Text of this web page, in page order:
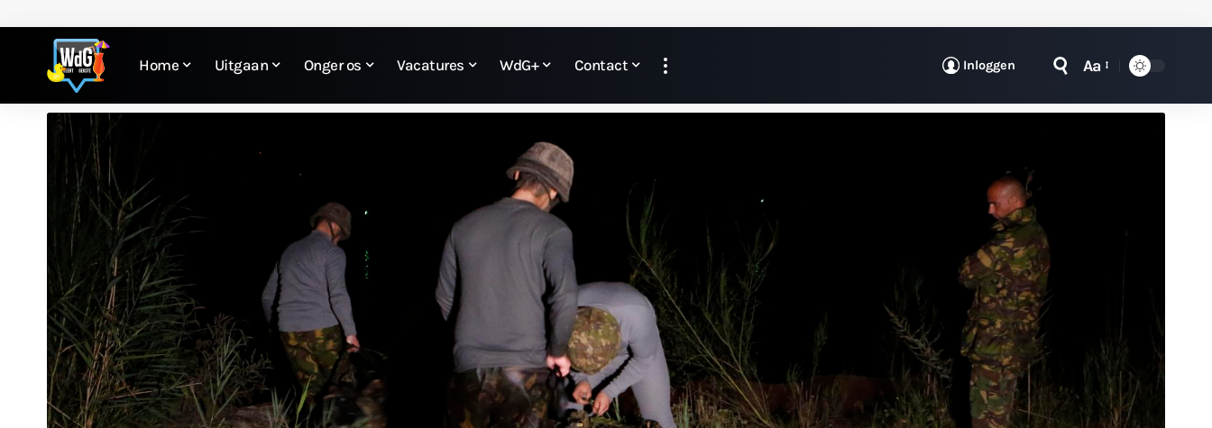
Home Uitgaan Onger os Vacatures WdG+ Contact Inloggen Aa